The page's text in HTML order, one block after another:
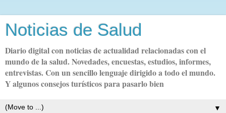
Noticias de Salud
Diario digital con noticias de actualidad relacionadas con el
mundo de la salud. Novedades, encuestas, estudios, informes,
entrevistas. Con un sencillo lenguaje dirigido a todo el mundo.
Y algunos consejos turísticos para pasarlo bien
▼